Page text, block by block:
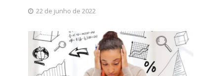
22 de junho de 2022